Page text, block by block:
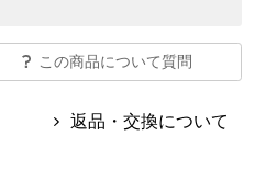
おすすめカタログ
BOGARD August 2026 vol.181
この商品について質問
返品・交換について